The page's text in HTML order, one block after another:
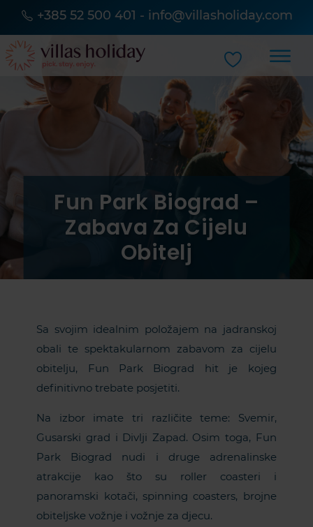
+385 52 500 401 - info@villasholiday.com
Fun Park Biograd –
Zabava Za Cijelu
Obitelj
Sa svojim idealnim položajem na jadranskoj
obali te spektakularnom zabavom za cijelu
obitelju, Fun Park Biograd hit je kojeg
definitivno trebate posjetiti.
Na izbor imate tri različite teme: Svemir,
Gusarski grad i Divlji Zapad. Osim toga, Fun
Park Biograd nudi i druge adrenalinske
atrakcije kao što su roller coasteri i
panoramski kotači, spinning coasters, brojne
obiteljske vožnje i vožnje za djecu.